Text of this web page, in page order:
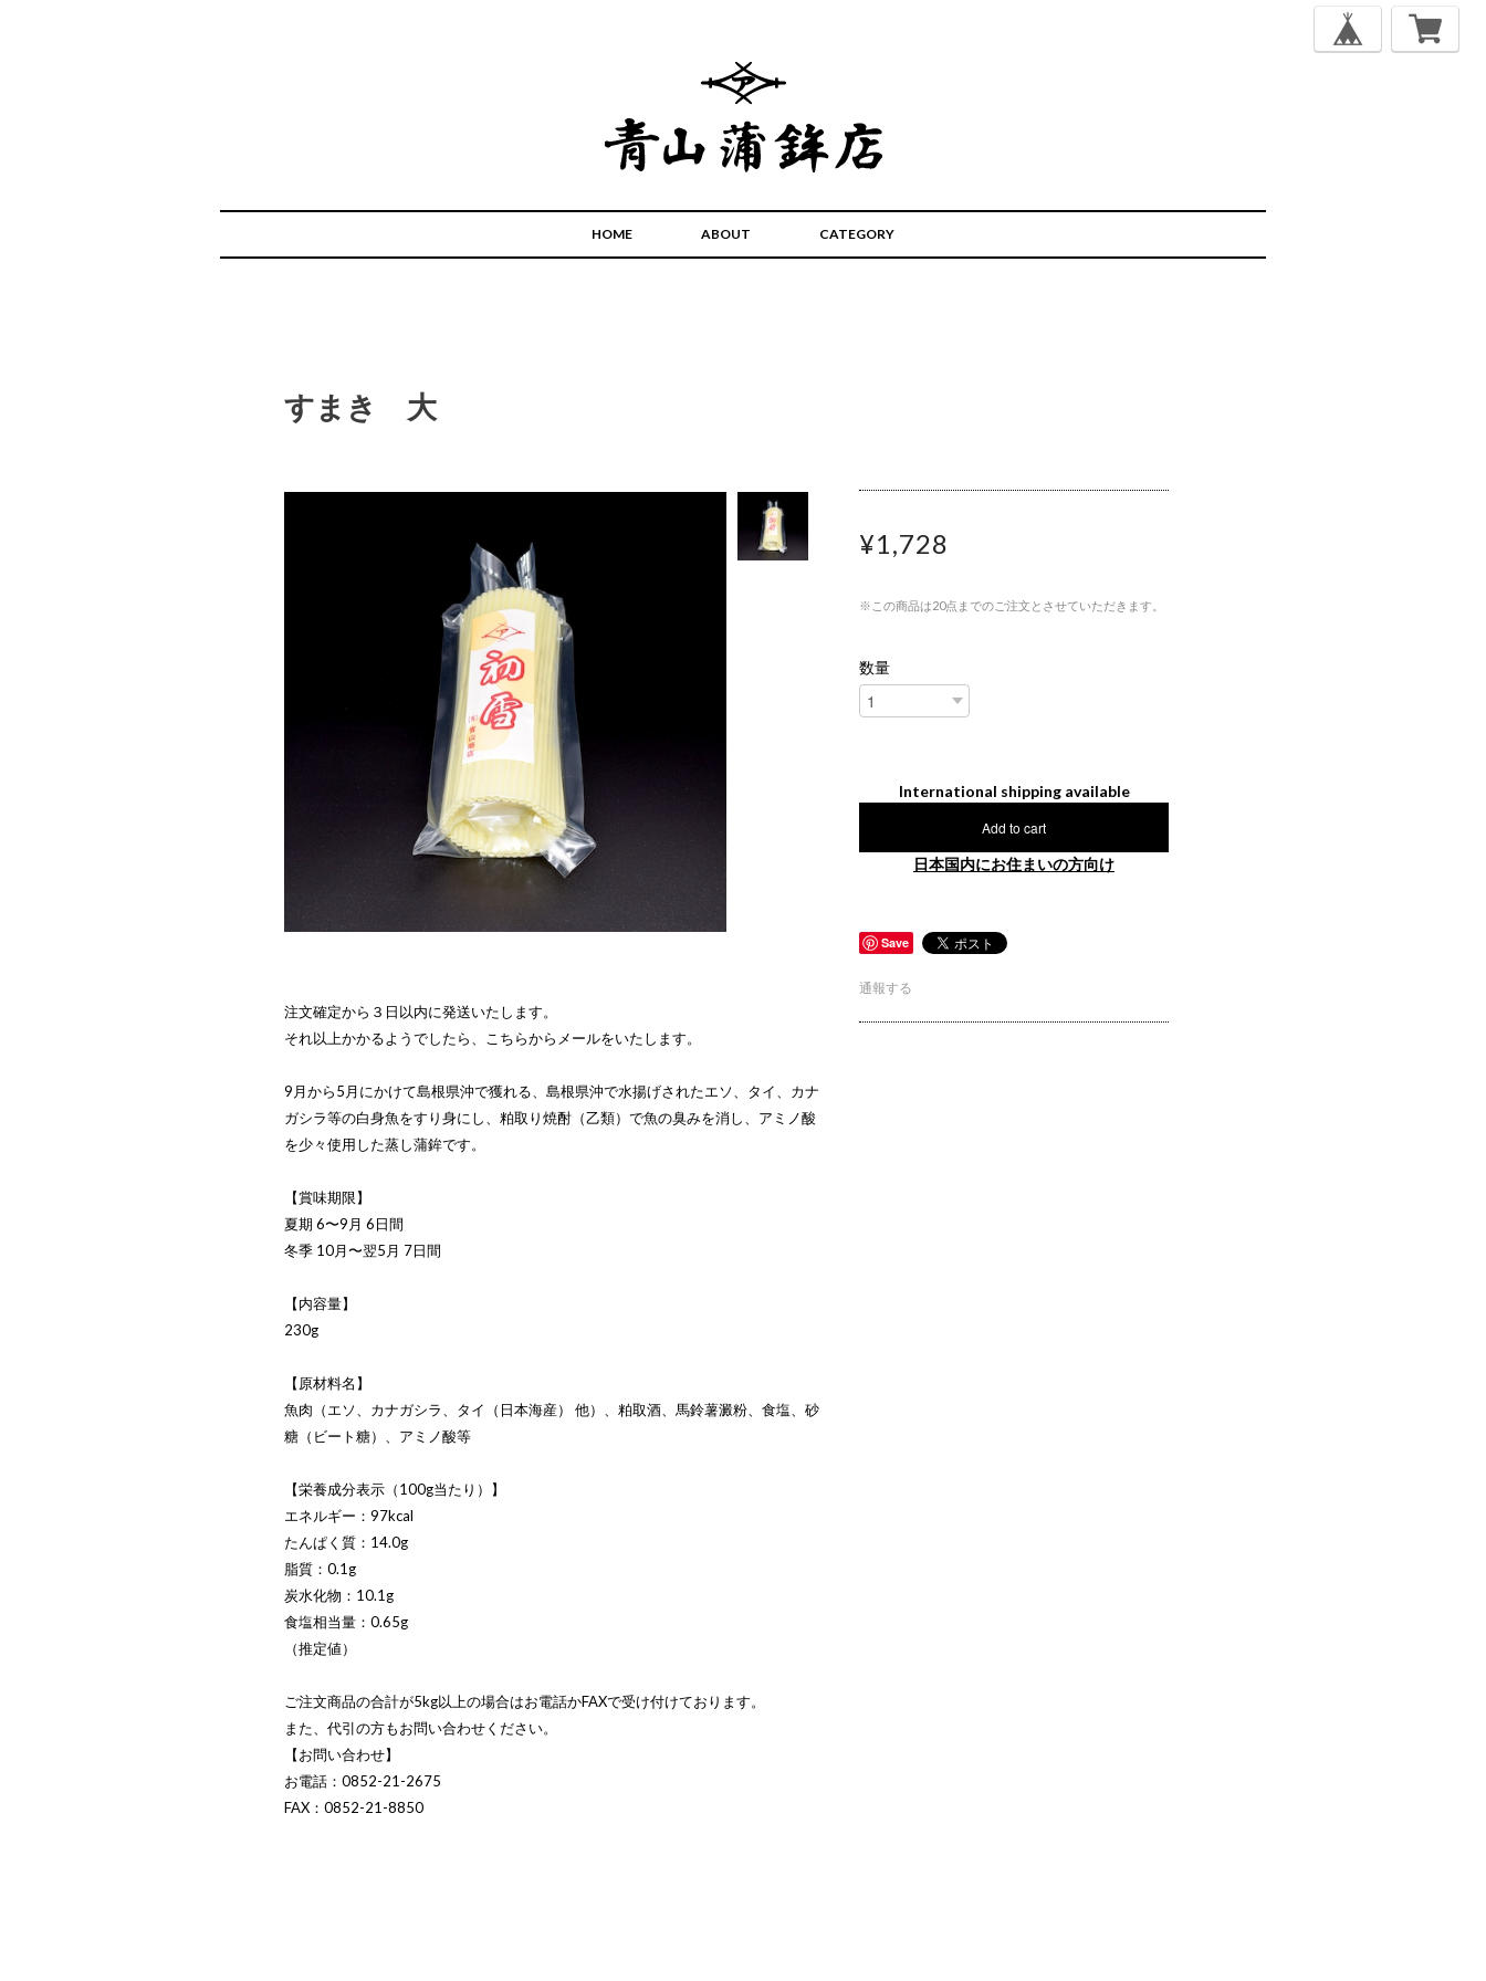
HOME ABOUT CATEGORY
すまき 大
注文確定から３日以内に発送いたします。
それ以上かかるようでしたら、こちらからメールをいたします。
9月から5月にかけて島根県沖で獲れる、島根県沖で水揚げされたエソ、タイ、カナ
ガシラ等の白身魚をすり身にし、粕取り焼酎（乙類）で魚の臭みを消し、アミノ酸
を少々使用した蒸し蒲鉾です。
【賞味期限】
夏期 6〜9月 6日間
冬季 10月〜翌5月 7日間
【内容量】
230g
【原材料名】
魚肉（エソ、カナガシラ、タイ（日本海産） 他）、粕取酒、馬鈴薯澱粉、食塩、砂
糖（ビート糖）、アミノ酸等
【栄養成分表示（100g当たり）】
エネルギー：97kcal
たんぱく質：14.0g
脂質：0.1g
炭水化物：10.1g
食塩相当量：0.65g
（推定値）
ご注文商品の合計が5kg以上の場合はお電話かFAXで受け付けております。
また、代引の方もお問い合わせください。
【お問い合わせ】
お電話：0852-21-2675
FAX：0852-21-8850
¥1,728
※この商品は20点までのご注文とさせていただきます。
数量
International shipping available
Add to cart
日本国内にお住まいの方向け
Save
通報する